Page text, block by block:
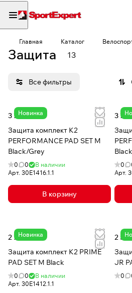
Главная Каталог
Защита 13
Все фильтры
Новинка
3 780 сом
Защита комплект K2
PERFORMANCE PAD SET M
Black/Grey
0 0
В наличии
Арт. 30E1416.1.1
В корзину
3
0
Арт.
Новинка
2 700 сом
Защита комплект K2 PRIME
PAD SET M Black
0 0
В наличии
Арт. 30E1412.1.1
2
JR
0